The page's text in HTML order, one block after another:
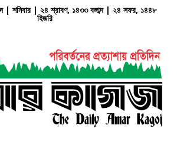
| শনিবার | ২৪ শ্রাবণ, ১৪৩৩ বঙ্গাব্দ | ২৪ সফর, ১৪৪৮
হিজরি